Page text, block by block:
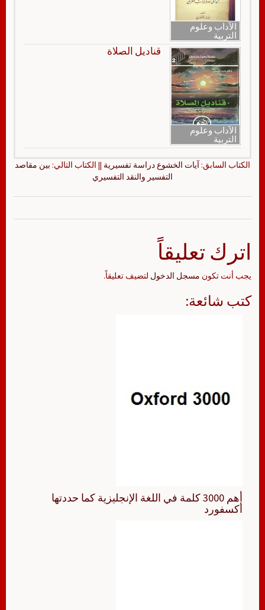
الآداب وعلوم
التربية
الآداب وعلوم
التربية
قناديل الصلاة
الكتاب السابق: آيات الخشوع دراسة تفسيرية || الكتاب التالي: بين مقاصد
التفسير والنقد التفسيري
اترك تعليقاً
يجب أنت تكون مسجل الدخول لتضيف تعليقاً.
كتب شائعة:
أهم 3000 كلمة في اللغة الإنجليزية كما حددتها
أكسفورد